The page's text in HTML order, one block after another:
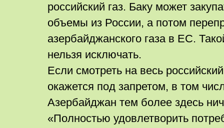
российский газ. Баку может
объемы из России, а потом
азербайджанского газа в ЕС.
нельзя исключать.
Если смотреть на весь
окажется под запретом, в том
Азербайджан тем более здесь
«Полностью удовлетворить